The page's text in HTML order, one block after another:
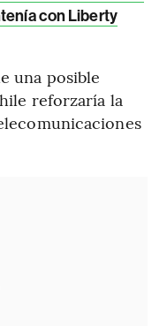
con Liberty
una posible
reforzaría la